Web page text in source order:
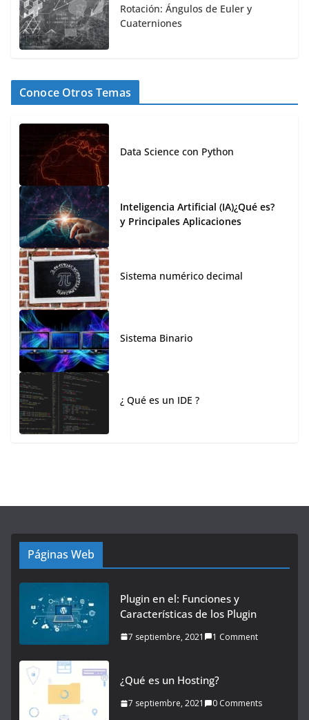
Rotación: Ángulos de Euler y
Cuaterniones
Conoce Otros Temas
Data Science con Python
Inteligencia Artificial (IA)¿Qué es?
y Principales Aplicaciones
Sistema numérico decimal
Sistema Binario
¿ Qué es un IDE ?
Páginas Web
Plugin en el: Funciones y
Características de los Plugin
7 septiembre, 2021 1 Comment
¿Qué es un Hosting?
7 septiembre, 2021 0 Comments